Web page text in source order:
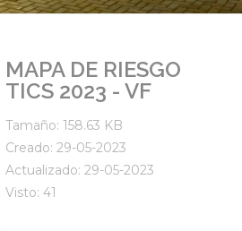
MAPA DE RIESGO
TICS 2023 - VF
Tamaño: 158.63 KB
Creado: 29-05-2023
Actualizado: 29-05-2023
Visto: 41